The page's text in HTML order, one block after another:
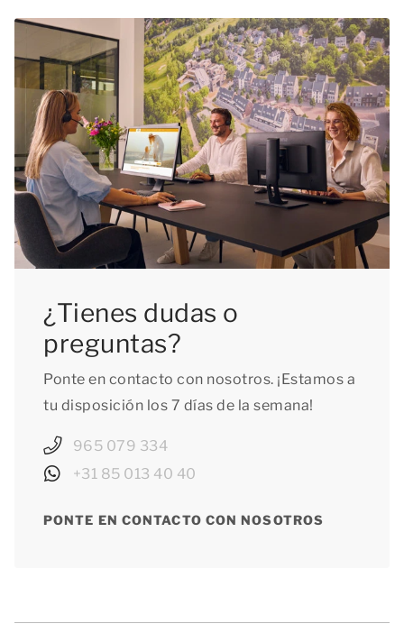
¿Tienes dudas o
preguntas?
Ponte en contacto con nosotros. ¡Estamos a
tu disposición los 7 días de la semana!
965 079 334
+31 85 013 40 40
PONTE EN CONTACTO CON NOSOTROS